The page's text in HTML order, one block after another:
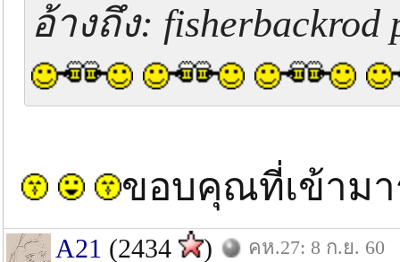
อ้างถึง: fisherbackrod
ขอบคุณที่เข้าม
A21 (2434 ) คห.27: 8 ก.ย. 60